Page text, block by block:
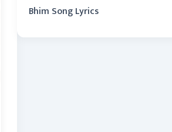
Bhim Song Lyrics